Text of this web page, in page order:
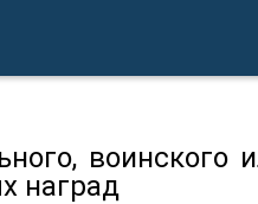
воинского
наград